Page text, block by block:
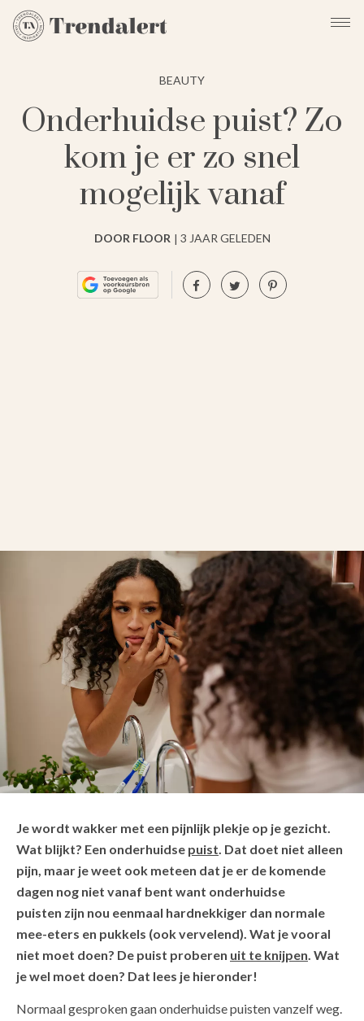
BEAUTY
Onderhuidse puist? Zo
kom je er zo snel
mogelijk vanaf
DOOR FLOOR 3 JAAR GELEDEN
Je wordt wakker met een pijnlijk plekje op je gezicht.
Wat blijkt? Een onderhuidse puist. Dat doet niet alleen
pijn, maar je weet ook meteen dat je er de komende
dagen nog niet vanaf bent want onderhuidse
puisten zijn nou eenmaal hardnekkiger dan normale
mee-eters en pukkels (ook vervelend). Wat je vooral
niet moet doen? De puist proberen uit te knijpen. Wat
je wel moet doen? Dat lees je hieronder!
Normaal gesproken gaan onderhuidse puisten vanzelf weg.